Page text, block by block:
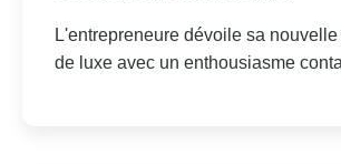
L'entrepreneure dévoile sa
de luxe avec un enthousiasme